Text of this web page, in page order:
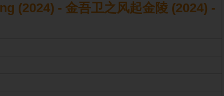
(2024) - 金吾卫之风起金陵 (2024) -